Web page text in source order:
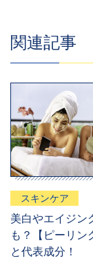
関連記事
スキンケア
美白やエイジン
も？【ピーリン
と代表成分！